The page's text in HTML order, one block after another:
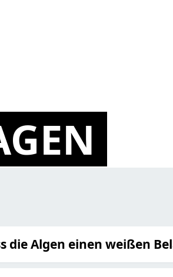
Algen einen weißen